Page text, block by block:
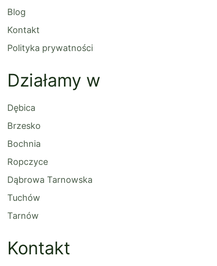
Blog
Kontakt
Polityka prywatności
Działamy w
Dębica
Brzesko
Bochnia
Ropczyce
Dąbrowa Tarnowska
Tuchów
Tarnów
Kontakt